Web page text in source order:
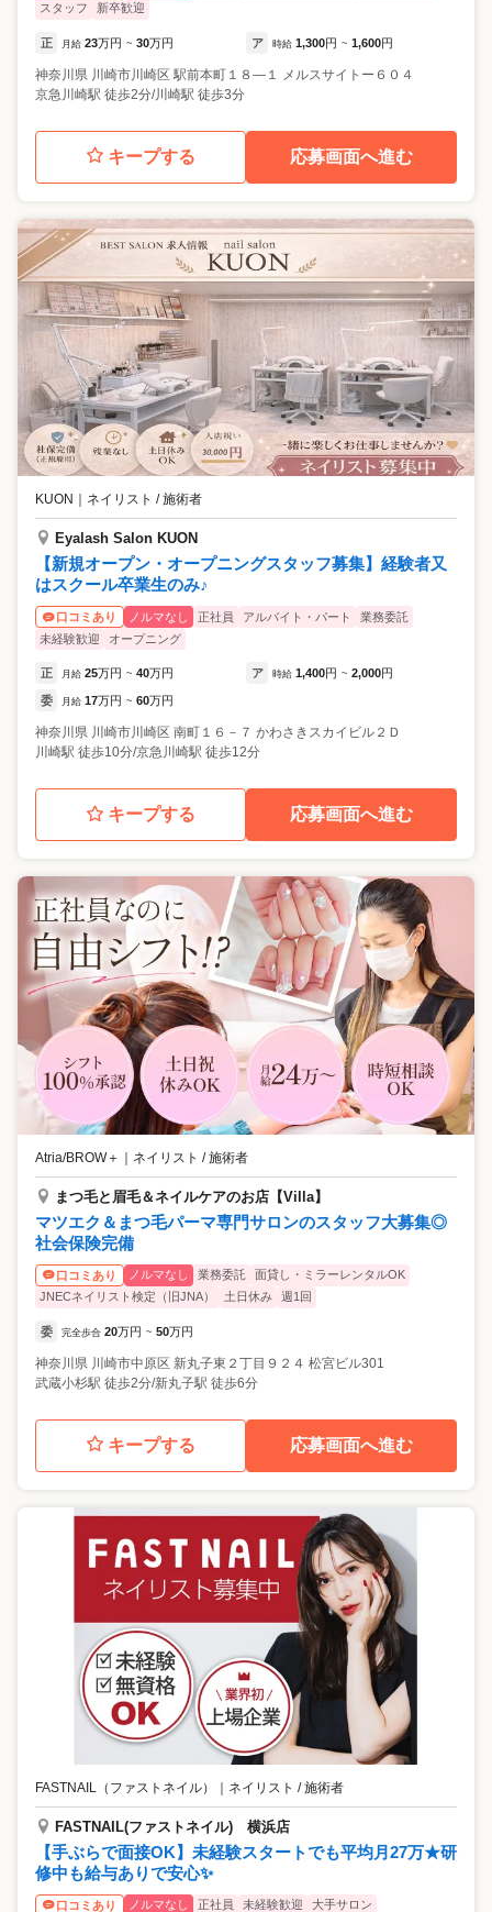
スタッフ
新卒歓迎
正 月給 23万円 ~ 30万円 ア 時給 1,300円 ~ 1,600円
神奈川県 川崎市川崎区 駅前本町１８―１ メルスサイトー６０４
京急川崎駅 徒歩2分/川崎駅 徒歩3分
キープする 応募画面へ進む
KUON ネイリスト / 施術者
Eyalash Salon KUON
【新規オープン・オープニングスタッフ募集】経験者又
はスクール卒業生のみ♪
口コミあり ノルマなし 正社員 アルバイト・パート
業務委託
未経験歓迎
オープニング
正 月給 25万円 ~ 40万円 ア 時給 1,400円 ~ 2,000円
委 月給 17万円 ~ 60万円
神奈川県 川崎市川崎区 南町１６－７ かわさきスカイビル２Ｄ
川崎駅 徒歩10分/京急川崎駅 徒歩12分
キープする 応募画面へ進む
Atria/BROW＋ ｜ ネイリスト / 施術者
まつ毛と眉毛＆ネイルケアのお店【Villa】
マツエク＆まつ毛パーマ専門サロンのスタッフ大募集◎
社会保険完備
口コミあり ノルマなし 業務委託
面貸し・ミラーレンタルOK
JNECネイリスト検定（旧JNA）
土日休み 週1回
委 完全歩合 20万円 ~ 50万円
神奈川県 川崎市中原区 新丸子東２丁目９２４ 松宮ビル301
武蔵小杉駅 徒歩2分/新丸子駅 徒歩6分
キープする 応募画面へ進む
FASTNAIL（ファストネイル） ｜ ネイリスト / 施術者
FASTNAIL(ファストネイル) 横浜店
【手ぶらで面接OK】未経験スタートでも平均月27万★研
修中も給与ありで安心✨
口コミあり ノルマなし 正社員 未経験歓迎 大手サロン